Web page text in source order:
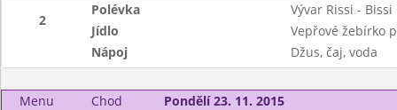
2
Polévka
Vývar Rissi - Bissi
Jídlo
Vepřové žebírko
Nápoj
Džus, čaj, voda
Menu Chod
Pondělí 23. 11. 2015